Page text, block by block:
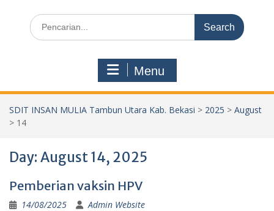
Search
for:
Menu
SDIT INSAN MULIA Tambun Utara Kab. Bekasi > 2025 > August
> 14
Day: August 14, 2025
Pemberian vaksin HPV
14/08/2025 Admin Website